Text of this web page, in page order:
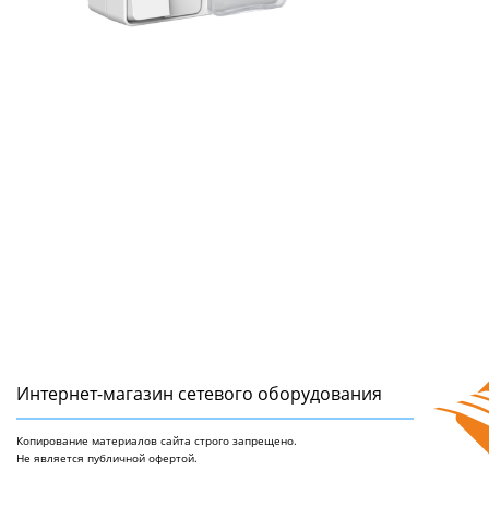
Интернет-магазин сетeвого оборудования
Копирование материалов сайта строго запрещено.
Не является публичной офертой.